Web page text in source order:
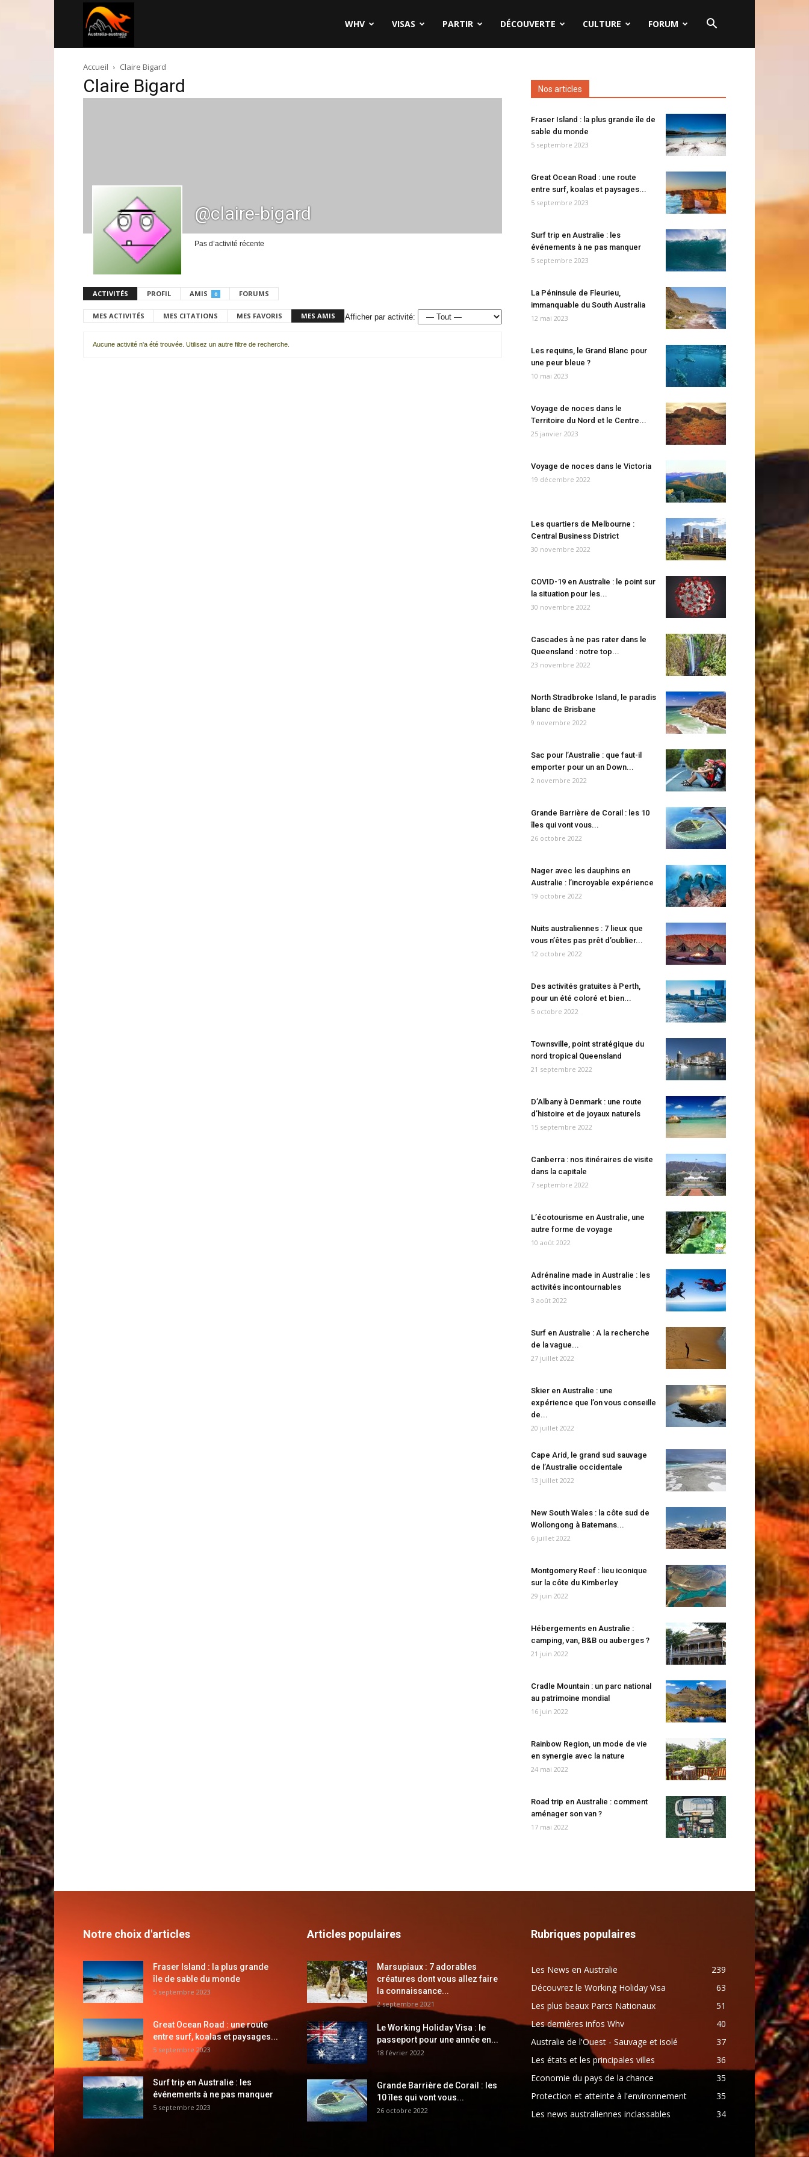
australie.com
WHV VISAS PARTIR DÉCOUVERTE CULTURE FORUM
Accueil Claire Bigard
Claire Bigard
@claire-bigard
Pas d’activité récente
ACTIVITÉS PROFIL AMIS 0 FORUMS
MES ACTIVITÉS MES CITATIONS MES FAVORIS MES AMIS Afficher par activité:
Aucune activité n'a été trouvée. Utilisez un autre filtre de recherche.
Nos articles
Fraser Island : la plus grande île de
sable du monde
5 septembre 2023
Great Ocean Road : une route
entre surf, koalas et paysages...
5 septembre 2023
Surf trip en Australie : les
événements à ne pas manquer
5 septembre 2023
La Péninsule de Fleurieu,
immanquable du South Australia
12 mai 2023
Les requins, le Grand Blanc pour
une peur bleue ?
10 mai 2023
Voyage de noces dans le
Territoire du Nord et le Centre...
25 janvier 2023
Voyage de noces dans le Victoria
19 décembre 2022
Les quartiers de Melbourne :
Central Business District
30 novembre 2022
COVID-19 en Australie : le point sur
la situation pour les...
30 novembre 2022
Cascades à ne pas rater dans le
Queensland : notre top...
23 novembre 2022
North Stradbroke Island, le paradis
blanc de Brisbane
9 novembre 2022
Sac pour l’Australie : que faut-il
emporter pour un an Down...
2 novembre 2022
Grande Barrière de Corail : les 10
îles qui vont vous...
26 octobre 2022
Nager avec les dauphins en
Australie : l’incroyable expérience
19 octobre 2022
Nuits australiennes : 7 lieux que
vous n’êtes pas prêt d’oublier...
12 octobre 2022
Des activités gratuites à Perth,
pour un été coloré et bien...
5 octobre 2022
Townsville, point stratégique du
nord tropical Queensland
21 septembre 2022
D’Albany à Denmark : une route
d’histoire et de joyaux naturels
15 septembre 2022
Canberra : nos itinéraires de visite
dans la capitale
7 septembre 2022
L’écotourisme en Australie, une
autre forme de voyage
10 août 2022
Adrénaline made in Australie : les
activités incontournables
3 août 2022
Surf en Australie : A la recherche
de la vague...
27 juillet 2022
Skier en Australie : une
expérience que l’on vous conseille
de...
20 juillet 2022
Cape Arid, le grand sud sauvage
de l’Australie occidentale
13 juillet 2022
New South Wales : la côte sud de
Wollongong à Batemans...
6 juillet 2022
Montgomery Reef : lieu iconique
sur la côte du Kimberley
29 juin 2022
Hébergements en Australie :
camping, van, B&B ou auberges ?
21 juin 2022
Cradle Mountain : un parc national
au patrimoine mondial
16 juin 2022
Rainbow Region, un mode de vie
en synergie avec la nature
24 mai 2022
Road trip en Australie : comment
aménager son van ?
17 mai 2022
Notre choix d'articles
Fraser Island : la plus grande
île de sable du monde
5 septembre 2023
Great Ocean Road : une route
entre surf, koalas et paysages...
5 septembre 2023
Surf trip en Australie : les
événements à ne pas manquer
5 septembre 2023
Articles populaires
Marsupiaux : 7 adorables
créatures dont vous allez faire
la connaissance...
2 septembre 2021
Le Working Holiday Visa : le
passeport pour une année en...
18 février 2022
Grande Barrière de Corail : les
10 îles qui vont vous...
26 octobre 2022
Rubriques populaires
Les News en Australie
239
Découvrez le Working Holiday Visa
63
Les plus beaux Parcs Nationaux
51
Les dernières infos Whv
40
Australie de l'Ouest - Sauvage et isolé
37
Les états et les principales villes
36
Economie du pays de la chance
35
Protection et atteinte à l'environnement
35
Les news australiennes inclassables
34